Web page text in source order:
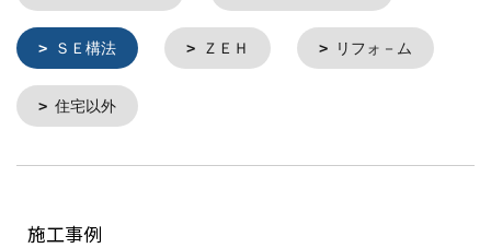
ＳＥ構法 ＺＥＨ リフォ－ム
住宅以外
施工事例